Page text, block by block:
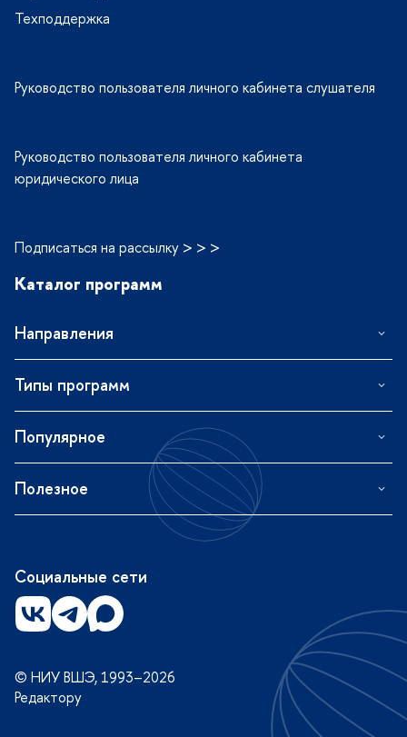
Техподдержка
Руководство пользователя личного кабинета слушателя
Руководство пользователя личного кабинета
юридического лица
Подписаться на рассылку > > >
Каталог программ
Направления
Типы программ
Популярное
Полезное
Социальные сети
© НИУ ВШЭ, 1993–2026
Редактору